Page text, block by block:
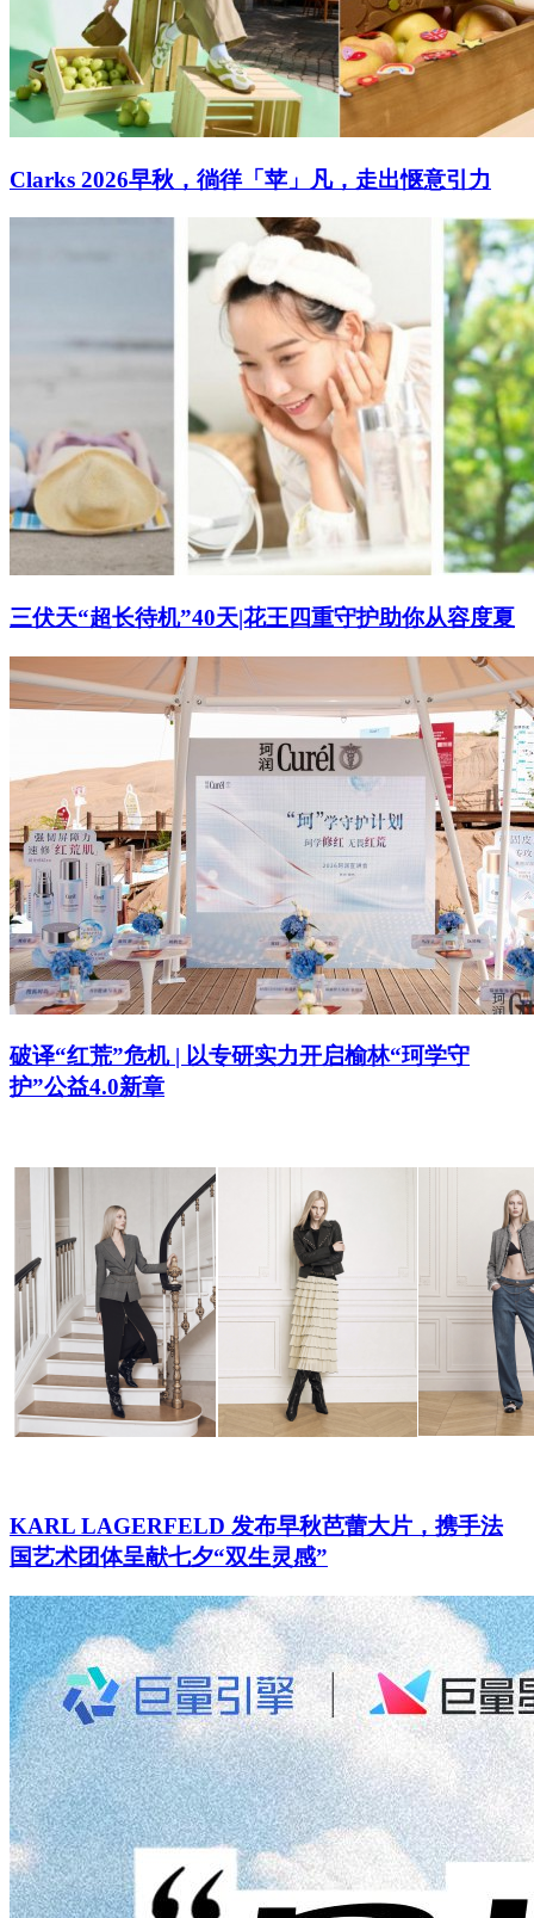
Clarks 2026早秋，徜徉「苹」凡，走出惬意引力
三伏天“超长待机”40天|花王四重守护助你从容度夏
破译“红荒”危机 | 以专研实力开启榆林“珂学守
护”公益4.0新章
KARL LAGERFELD 发布早秋芭蕾大片，携手法
国艺术团体呈献七夕“双生灵感”